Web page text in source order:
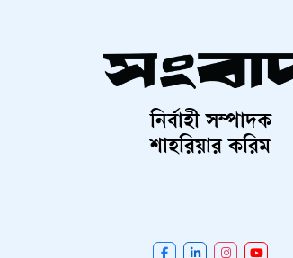
নির্বাহী সম্পাদক
শাহরিয়ার করিম